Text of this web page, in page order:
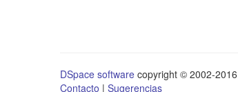
DSpace software copyright © 2002-2016
Contacto | Sugerencias